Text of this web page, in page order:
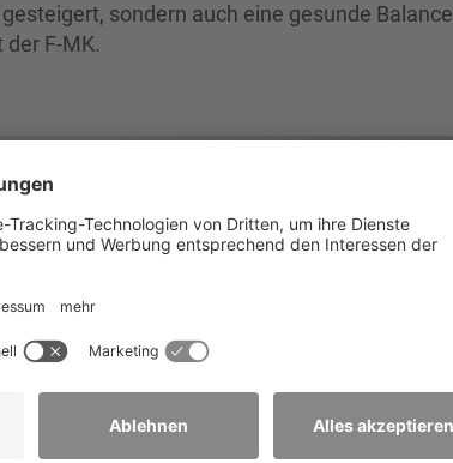
sondern auch eine gesunde Balance
F-MK.